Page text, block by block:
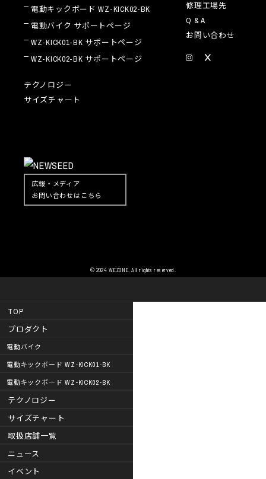
電動キックボード WZ-KICK02-BK
電動バイク サポートページ
WZ-KICK01-BK サポートページ
WZ-KICK02-BK サポートページ
テクノロジー
サイズチャート
修理工場先
Q & A
お問い合わせ
広報・メディア
お問い合わせはこちら
© 2024 WEZONE. All rights reserved.
TOP
プロダクト
電動バイク
電動キックボード WZ-KICK01-BK
電動キックボード WZ-KICK02-BK
テクノロジー
サイズチャート
取扱店舗一覧
ニュース
イベント